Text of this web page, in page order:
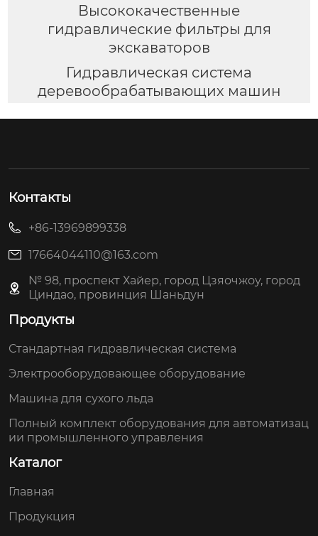
Высококачественные
гидравлические фильтры для
экскаваторов
Гидравлическая система
деревообрабатывающих машин
Контакты
+86-13969899338
17664044110@163.com
№ 98, проспект Хайер, город Цзяочжоу, город
Циндао, провинция Шаньдун
Продукты
Стандартная гидравлическая система
Электрооборудовающее оборудование
Машина для сухого льда
Полный комплект оборудования для автоматизац
ии промышленного управления
Каталог
Главная
Продукция